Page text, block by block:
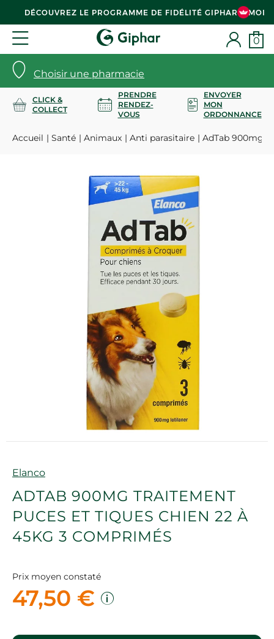
DÉCOUVREZ LE PROGRAMME DE FIDÉLITÉ GIPHAR & MOI
Choisir une pharmacie
0
CLICK &
COLLECT
PRENDRE
RENDEZ-
VOUS
ENVOYER
MON
ORDONNANCE
Accueil Santé Animaux Anti parasitaire AdTab 900mg
Marque
Elanco
ADTAB 900MG TRAITEMENT
PUCES ET TIQUES CHIEN 22 À
45KG 3 COMPRIMÉS
Prix moyen constaté
47,50 €